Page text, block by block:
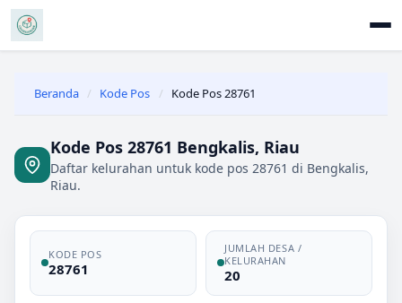
Beranda / Kode Pos / Kode Pos 28761
Kode Pos 28761 Bengkalis, Riau
Daftar kelurahan untuk kode pos 28761 di Bengkalis,
Riau.
KODE POS
28761
JUMLAH DESA /
KELURAHAN
20